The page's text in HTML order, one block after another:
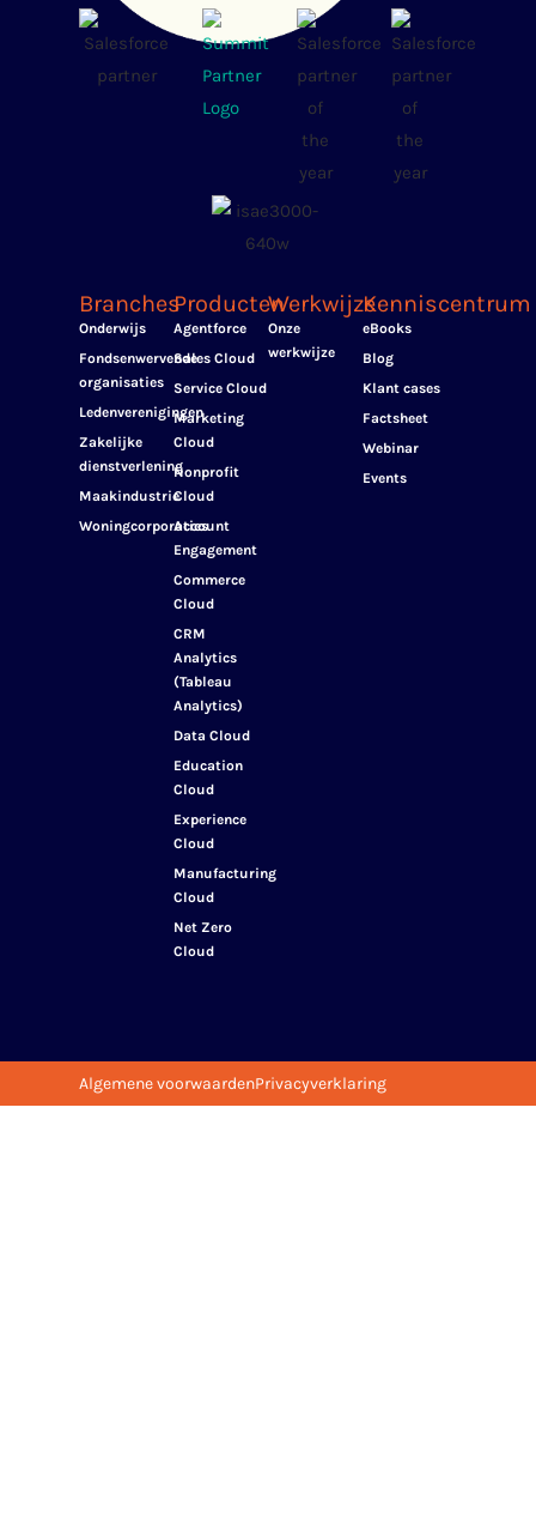
Branches
Onderwijs
Fondsenwervende
organisaties
Ledenverenigingen
Zakelijke
dienstverlening
Maakindustrie
Woningcorporaties
Producten
Agentforce
Sales Cloud
Service Cloud
Marketing
Cloud
Nonprofit
Cloud
Account
Engagement
Commerce
Cloud
CRM
Analytics
(Tableau
Analytics)
Data Cloud
Education
Cloud
Experience
Cloud
Manufacturing
Cloud
Net Zero
Cloud
Werkwijze
Onze
werkwijze
Kenniscentrum
eBooks
Blog
Klant cases
Factsheet
Webinar
Events
Algemene voorwaardenPrivacyverklaring